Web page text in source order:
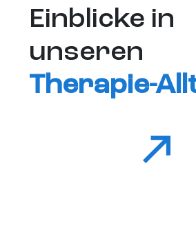
Einblicke in
unseren
Therapie-